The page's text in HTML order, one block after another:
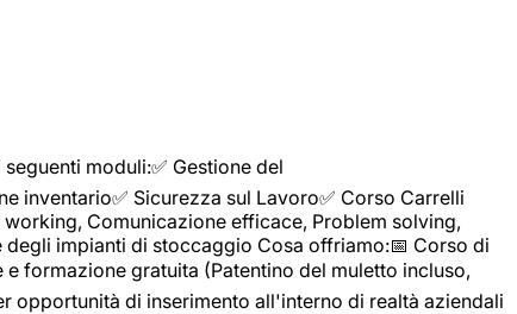
moduli:✅ Gestione del
inventario✅ Sicurezza sul Lavoro✅ Corso Carrelli
Comunicazione efficace, Problem solving,
degli impianti di stoccaggio Cosa offriamo:📅 Corso di
formazione gratuita (Patentino del muletto incluso,
opportunità di inserimento all'interno di realtà aziendali